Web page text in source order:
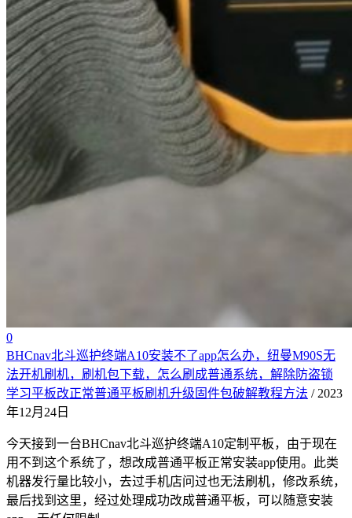
0
BHCnav北斗巡护终端A10安装不了app怎么办，纽曼M90S无
法开机刷机，刷机包下载，怎么刷成普通系统，解除防盗锁
学习平板改正常普通平板刷机升级固件包破解教程方法 / 2023
年12月24日
今天接到一台BHCnav北斗巡护终端A10定制平板，由于现在
用不到这个系统了，想改成普通平板正常安装app使用。此类
机器发行量比较小，去过手机店问过也无法刷机，修改系统，
最后找到这里，经过处理成功改成普通平板，可以随意安装